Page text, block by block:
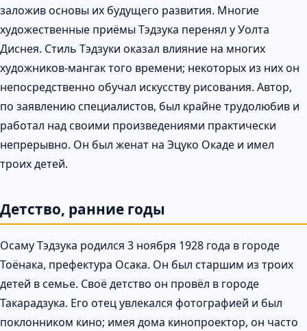
заложив основы их будущего развития. Многие
художественные приёмы Тэдзука перенял у Уолта
Диснея. Стиль Тэдзуки оказал влияние на многих
художников-мангак того времени; некоторых из них он
непосредственно обучал искусству рисования. Автор,
по заявлению специалистов, был крайне трудолюбив и
работал над своими произведениями практически
непрерывно. Он был женат на Эцуко Окаде и имел
троих детей.
Детство, ранние годы
Осаму Тэдзука родился 3 ноября 1928 года в городе
Тоёнака, префектура Осака. Он был старшим из троих
детей в семье. Своё детство он провёл в городе
Такарадзука. Его отец увлекался фотографией и был
поклонником кино; имея дома кинопроектор, он часто